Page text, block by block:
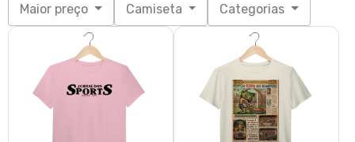
Maior preço Camiseta Categorias